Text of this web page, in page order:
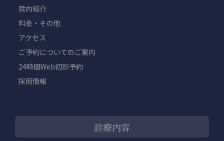
院内紹介
料金・その他
アクセス
ご予約についてのご案内
24時間Web初診予約
採用情報
診療内容